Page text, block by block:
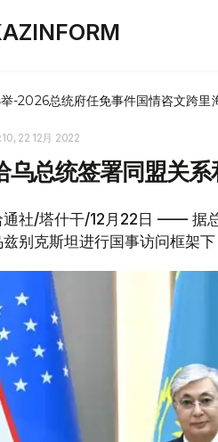
-2026总统府任免事件国情咨文跨里
22 12月 2022
乌总统签署同盟关
通社/塔什干/12月22日 —— 据
兹别克斯坦进行国事访问框架